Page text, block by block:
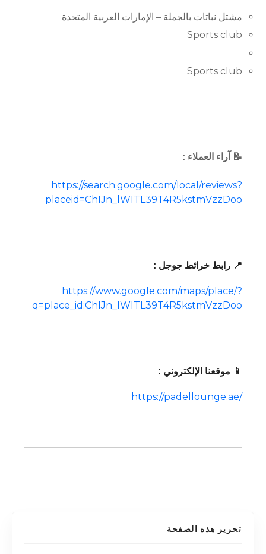
مشتل نباتات بالجملة – الإمارات العربية المتحدة
Sports club
Sports club
📝 آراء العملاء :
https://search.google.com/local/reviews?
placeid=ChIJn_lWITL39T4R5kstmVzzDoo
📍 رابط خرائط جوجل :
https://www.google.com/maps/place/?
q=place_id:ChIJn_lWITL39T4R5kstmVzzDoo
📱 موقعنا الإلكتروني :
https://padellounge.ae/
تحرير هذه الصفحة